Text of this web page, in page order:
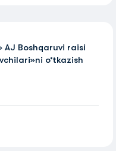
AJ Boshqaruvi raisi
o‘tkazish